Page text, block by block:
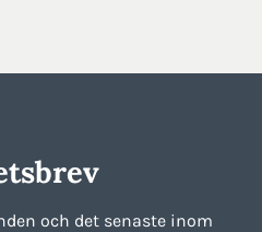
och det senaste inom